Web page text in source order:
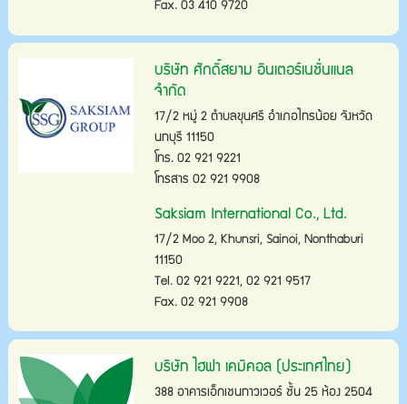
Fax. 03 410 9720
บริษัท ศักดิ์สยาม อินเตอร์เนชั่นแนล
จำกัด
17/2 หมู่ 2 ตำบลขุนศรี อำเภอไทรน้อย จังหวัด
นทบุรี 11150
โทร. 02 921 9221
โทรสาร 02 921 9908
Saksiam International Co., Ltd.
17/2 Moo 2, Khunsri, Sainoi, Nonthaburi
11150
Tel. 02 921 9221, 02 921 9517
Fax. 02 921 9908
บริษัท ไฮฟา เคมิคอล (ประเทศไทย)
388 อาคารเอ็กเชนทาวเวอร์ ชั้น 25 ห้อง 2504